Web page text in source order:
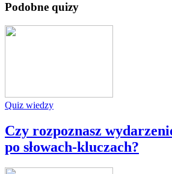
Podobne quizy
Quiz wiedzy
Czy rozpoznasz
po słowach-kluczach?